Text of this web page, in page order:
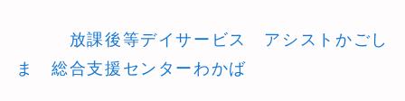
放課後等デイサービス アシストかごし
ま
総合支援センターわかば